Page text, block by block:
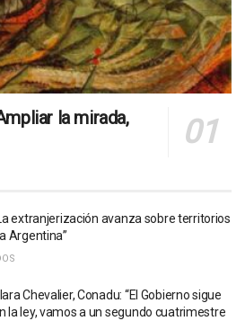
la mirada,
extranjerización avanza sobre territorios
Argentina”
Chevalier, Conadu: “El Gobierno sigue
la ley, vamos a un segundo cuatrimestre